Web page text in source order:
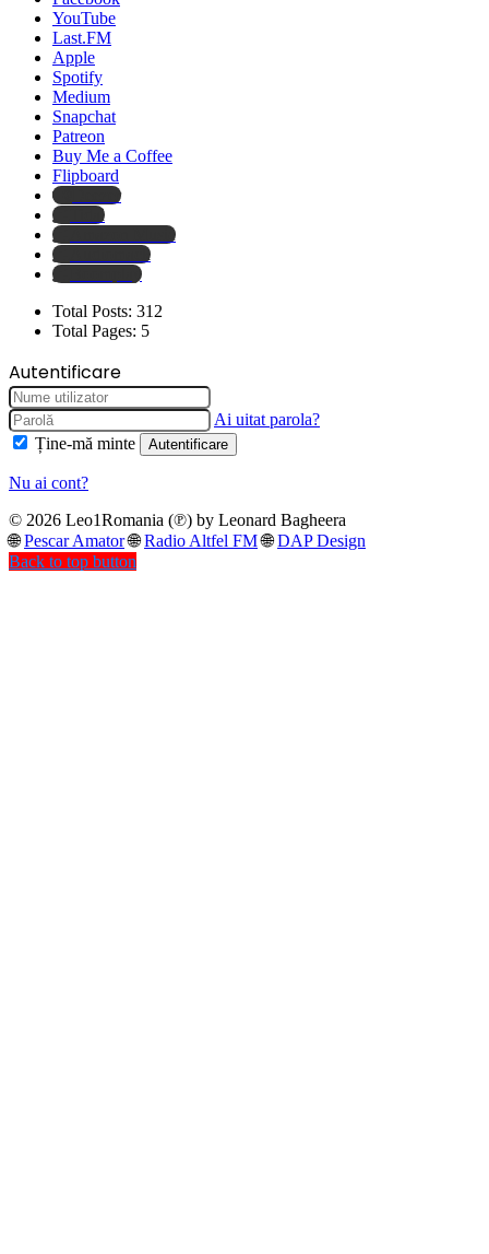
YouTube
Last.FM
Apple
Spotify
Medium
Snapchat
Patreon
Buy Me a Coffee
Flipboard
Deezer
Tidal
Amazon Music
Audiomack
Boomplay
Total Posts: 312
Total Pages: 5
Autentificare
Ai uitat parola?
Ține-mă minte
Autentificare
Nu ai cont?
© 2026 Leo1Romania (℗) by Leonard Bagheera
🌐Pescar Amator🌐Radio Altfel FM🌐DAP Design
Back to top button